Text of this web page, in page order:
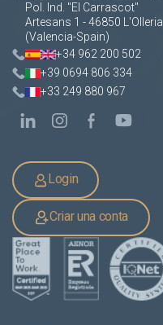
Pol. Ind. "El Carrascot"
Artesans 1 - 46850 L'Olleria
(Valencia-Spain)
+34 962 200 502
+39 0694 806 334
+33 249 880 967
Login
Criar una conta